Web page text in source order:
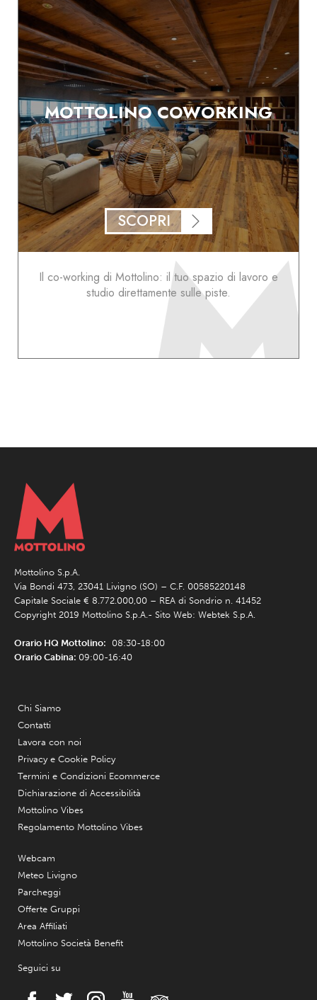
MOTTOLINO COWORKING
SCOPRI
Il co-working di Mottolino: il tuo spazio di lavoro e
studio direttamente sulle piste.
Mottolino S.p.A.
Via Bondi 473, 23041 Livigno (SO) – C.F. 00585220148
Capitale Sociale € 8.772.000,00 – REA di Sondrio n. 41452
Copyright 2019 Mottolino S.p.A.- Sito Web: Webtek S.p.A.
Orario HQ Mottolino: 08:30-18:00
Orario Cabina: 09:00-16:40
Chi Siamo
Contatti
Lavora con noi
Privacy e Cookie Policy
Termini e Condizioni Ecommerce
Dichiarazione di Accessibilità
Mottolino Vibes
Regolamento Mottolino Vibes
Webcam
Meteo Livigno
Parcheggi
Offerte Gruppi
Area Affiliati
Mottolino Società Benefit
Seguici su